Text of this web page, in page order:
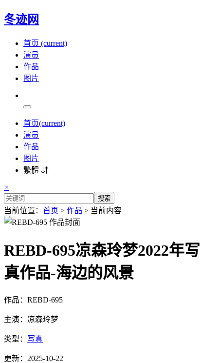
冬迹网
首页 (current)
演员
作品
图片
首页(current)
演员
作品
图片
繁體 ⇵
×
搜索
当前位置： 首页 > 作品 > 当前内容
REBD-695凉森玲梦2022年写
真作品-海边的风景
作品：REBD-695
主演：凉森玲梦
类型： 写真
更新：2025-10-22